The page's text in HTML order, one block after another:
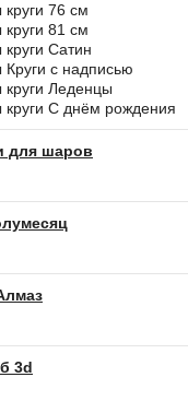
76 см
81 см
Сатин
с надписью
Леденцы
С днём рождения
для шаров
3d